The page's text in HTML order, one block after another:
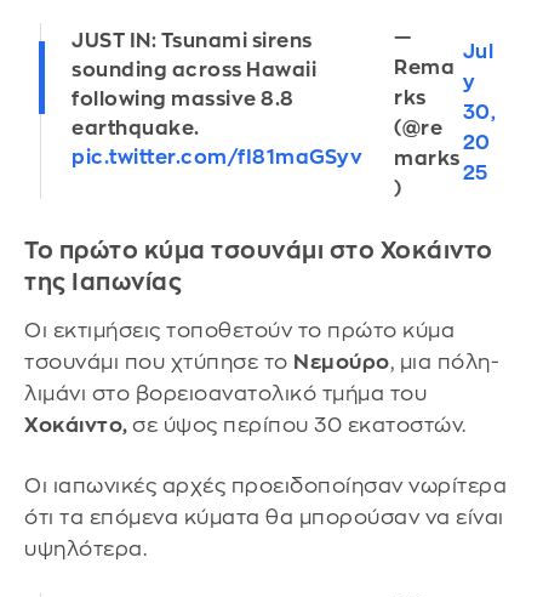
JUST IN: Tsunami sirens
sounding across Hawaii
following massive 8.8
earthquake.
pic.twitter.com/fI81maGSyv
—
Rema
rks
(@re
marks
)
Jul
y
30,
20
25
Το πρώτο κύμα τσουνάμι στο Χοκάιντο
της Ιαπωνίας
Οι εκτιμήσεις τοποθετούν το πρώτο κύμα
τσουνάμι που χτύπησε το Νεμούρο, μια πόλη-
λιμάνι στο βορειοανατολικό τμήμα του
Χοκάιντο, σε ύψος περίπου 30 εκατοστών.
Οι ιαπωνικές αρχές προειδοποίησαν νωρίτερα
ότι τα επόμενα κύματα θα μπορούσαν να είναι
υψηλότερα.